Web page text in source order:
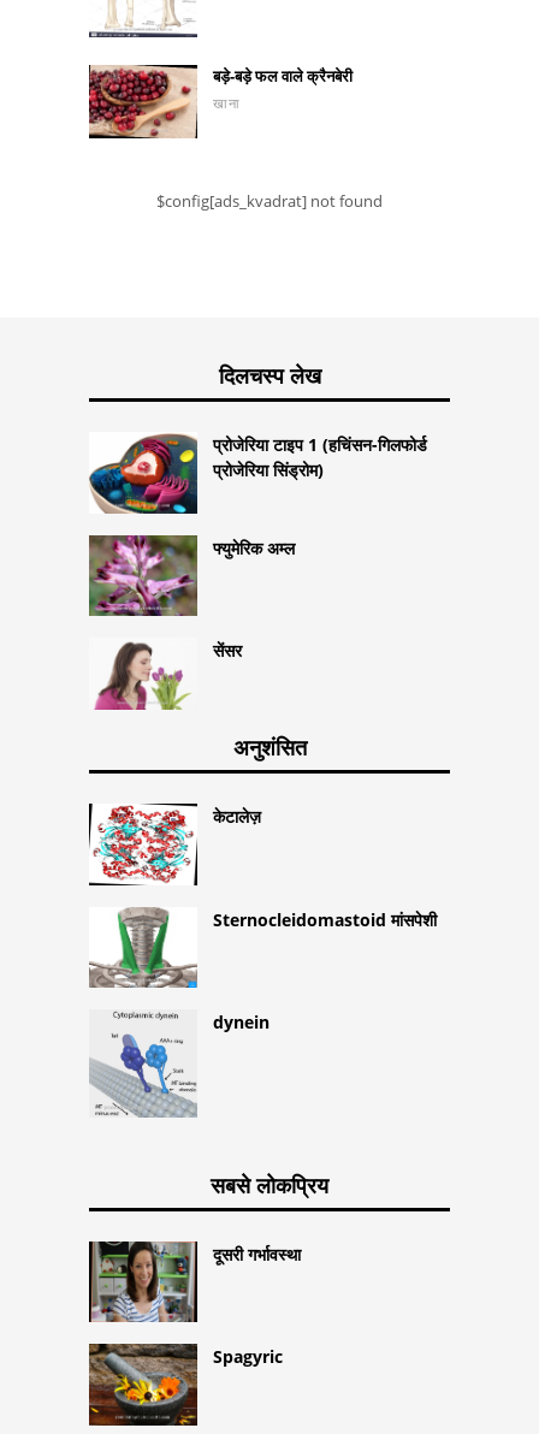
बड़े-बड़े फल वाले क्रैनबेरी
खाना
$config[ads_kvadrat] not found
दिलचस्प लेख
प्रोजेरिया टाइप 1 (हचिंसन-गिलफोर्ड
प्रोजेरिया सिंड्रोम)
फ्युमेरिक अम्ल
सेंसर
अनुशंसित
केटालेज़
Sternocleidomastoid मांसपेशी
dynein
सबसे लोकप्रिय
दूसरी गर्भावस्था
Spagyric